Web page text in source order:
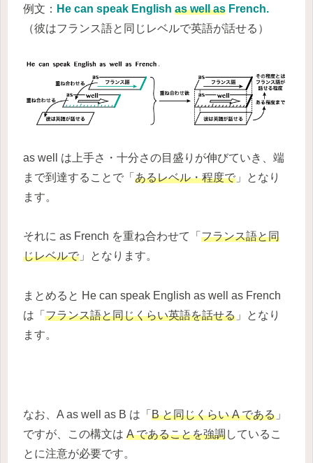
例文： He can speak English as well as French.
（彼はフランス語と同じレベルで英語が話せる）
as well は上手さ・十分さの目盛りが伸びていき、端
まで到達することで「 あるレベル・程度で 」となり
ます。
それに as French を重ね合わせて「 フランス語と同
じレベルで 」となります。
まとめると He can speak English as well as French
は「 フランス語と同じくらい英語を話せる 」となり
ます。
なお、A as well as B は「 B と同じくらい A である 」
ですが、この構文は A であることを強調しているこ
とに注意が必要です。